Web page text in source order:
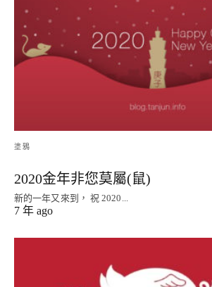
塗鴉
2020金年非您莫屬(鼠)
新的一年又來到， 祝 2020...
7 年 ago